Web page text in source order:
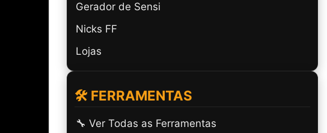
Gerador de Sensi
Nicks FF
Lojas
🛠️ FERRAMENTAS
🔧 Ver Todas as Ferramentas